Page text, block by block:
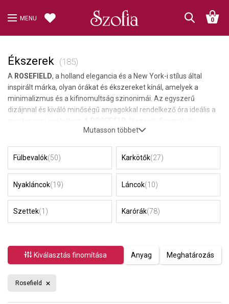
MENU 0
Ékszerek (185)
A ROSEFIELD, a holland elegancia és a New York-i stílus által
inspirált márka, olyan órákat és ékszereket kínál, amelyek a
minimalizmus és a kifinomultság szinonimái. Az egyszerű
dizájnnal és kiváló minőségű anyagokkal rendelkező óra ideális a
mindennapi viselethez. A ROSEFIELD ékszerek finomak és
elegánsak, és tökéletesen kiemelik a modern nők személyes
egyszerűségben és a minőségben keresik. A SOFIA Jewelry a
Mutasson többet
Fülbevalók(50) Karkötők(27)
Nyakláncok(19) Láncok(10)
Szettek(1) Karórák(78)
Kiválasztás finomítása Anyag Meghatározás
Rosefield